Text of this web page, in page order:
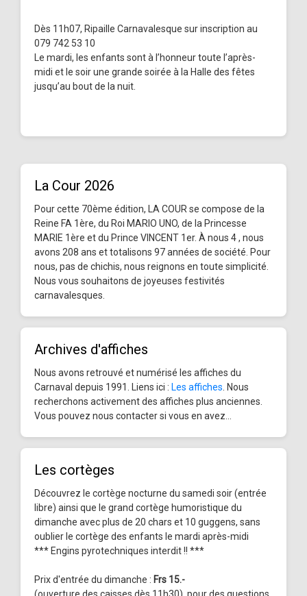
Dès 11h07, Ripaille Carnavalesque sur inscription au
079 742 53 10
Le mardi, les enfants sont à l’honneur toute l’après-
midi et le soir une grande soirée à la Halle des fêtes
jusqu’au bout de la nuit.
La Cour 2026
Pour cette 70ème édition, LA COUR se compose de la
Reine FA 1ère, du Roi MARIO UNO, de la Princesse
MARIE 1ère et du Prince VINCENT 1er. À nous 4 , nous
avons 208 ans et totalisons 97 années de société. Pour
nous, pas de chichis, nous reignons en toute simplicité.
Nous vous souhaitons de joyeuses festivités
carnavalesques.
Archives d'affiches
Nous avons retrouvé et numérisé les affiches du
Carnaval depuis 1991. Liens ici : Les affiches . Nous
recherchons activement des affiches plus anciennes.
Vous pouvez nous contacter si vous en avez...
Les cortèges
Découvrez le cortège nocturne du samedi soir (entrée
libre) ainsi que le grand cortège humoristique du
dimanche avec plus de 20 chars et 10 guggens, sans
oublier le cortège des enfants le mardi après-midi
*** Engins pyrotechniques interdit !! ***
Prix d'entrée du dimanche : Frs 15.-